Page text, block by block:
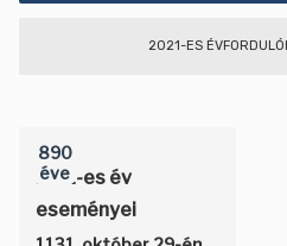
2021-ES
890
éve
1131-es év
eseményei